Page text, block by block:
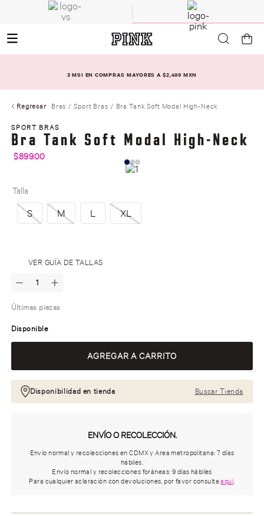
3 MSI EN COMPRAS MAYORES A $2,499 MXN
Regresar Bras Sport Bras Bra Tank Soft Modal High-Neck
SPORT BRAS
Bra Tank Soft Modal High-Neck
$899.00
Talla
S M L XL
VER GUÍA DE TALLAS
Últimas piezas
Disponible
Disponibilidad en tienda Buscar Tienda
ENVÍO O RECOLECCIÓN.
Envío normal y recolecciones en CDMX y Area metropolitana: 7 días
hábiles.
Envío normal y recolecciones foráneas: 9 días hábiles
Para cualquier aclaración con devoluciones, por favor consultaaquí.